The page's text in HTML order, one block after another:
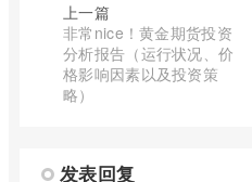
上一篇
非常nice！黄金期货投资
分析报告（运行状况、价
格影响因素以及投资策
略）
发表回复